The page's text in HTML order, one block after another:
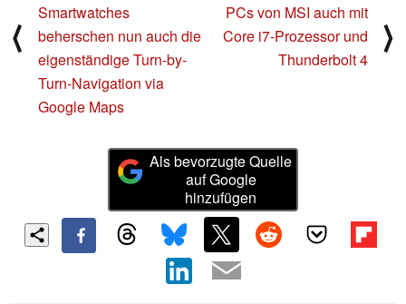
⟨
Smartwatches
beherschen nun auch die
eigenständige Turn-by-
Turn-Navigation via
Google Maps
PCs von MSI auch mit
Core i7-Prozessor und
Thunderbolt 4
⟩
Als bevorzugte Quelle
auf Google
hinzufügen